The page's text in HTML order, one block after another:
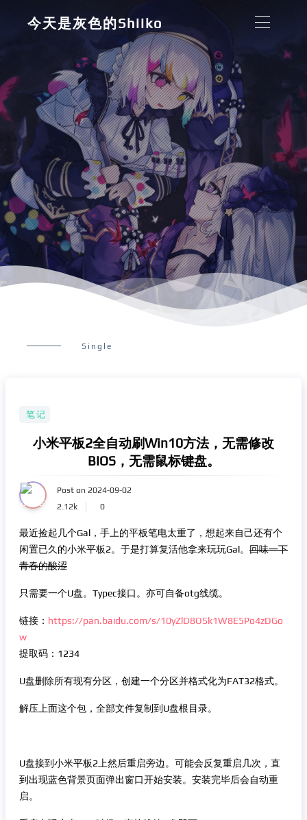
今天是灰色的Shiiko
Single
笔记
小米平板2全自动刷Win10方法，无需修改
BIOS，无需鼠标键盘。
Post on 2024-09-02
2.12k
0
最近捡起几个Gal，手上的平板笔电太重了，想起来自己还有个
闲置已久的小米平板2。于是打算复活他拿来玩玩Gal。 回味一下
青春的酸涩
只需要一个U盘。Typec接口。亦可自备otg线缆。
链接： https://pan.baidu.com/s/10yZlD8OSk1W8E5Po4zDGo
w
提取码：1234
U盘删除所有现有分区，创建一个分区并格式化为FAT32格式。
解压上面这个包，全部文件复制到U盘根目录。
U盘接到小米平板2上然后重启旁边。可能会反复重启几次，直
到出现蓝色背景页面弹出窗口开始安装。安装完毕后会自动重
启。